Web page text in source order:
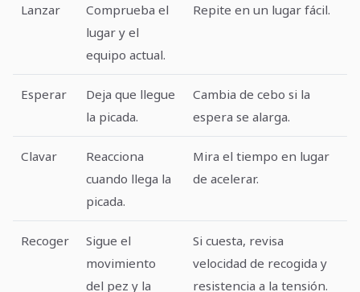
Lanzar
Comprueba el
lugar y el
equipo actual.
Repite en un lugar fácil.
Esperar
Deja que llegue
la picada.
Cambia de cebo si la
espera se alarga.
Clavar
Reacciona
cuando llega la
picada.
Mira el tiempo en lugar
de acelerar.
Recoger
Sigue el
movimiento
del pez y la
Si cuesta, revisa
velocidad de recogida y
resistencia a la tensión.